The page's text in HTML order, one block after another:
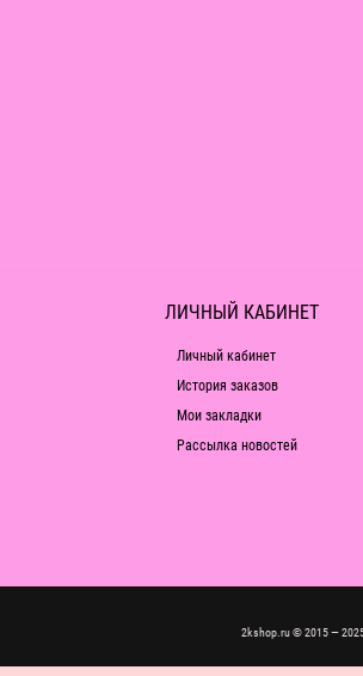
ЛИЧНЫЙ КАБИНЕТ
Личный кабинет
История заказов
Мои закладки
Рассылка новостей
2kshop.ru © 2015 —